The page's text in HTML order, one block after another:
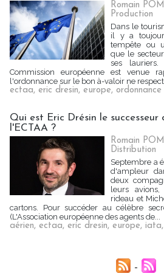
Romain
Production
Dans le
il y a
tempête ou
que le
ses
Commission européenne est venue
l'ordonnance sur le bon à-valoir ne
ectaa, eric dresin, europe, ordonnance
Qui est Eric Drésin le
l'ECTAA ?
Romain
Distribution
Septembre a
d'ampleur
deux
leurs
rideau et
cartons. Pour succéder au célèbre
(L'Association européenne des agents de...
aérien, ectaa, eric dresin, europe, iata,